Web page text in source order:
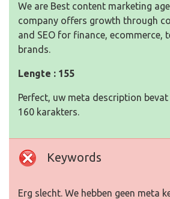
We are Best content marketing
company offers growth through
and SEO for finance, ecommerce,
brands.
Lengte : 155
Perfect, uw meta description bevat
160 karakters.
Keywords
Erg slecht. We hebben geen meta